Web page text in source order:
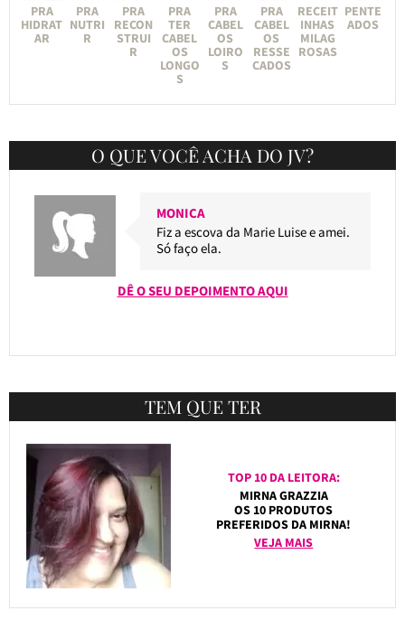
PRA
HIDRAT
AR
PRA
NUTRI
R
PRA
RECON
STRUI
R
PRA
TER
CABEL
OS
LONGO
S
PRA
CABEL
OS
LOIRO
S
PRA
CABEL
OS
RESSE
CADOS
RECEIT
INHAS
MILAG
ROSAS
PENTE
ADOS
O QUE VOCÊ ACHA DO JV?
MONICA
Fiz a escova da Marie Luise e amei.
Só faço ela.
DÊ O SEU DEPOIMENTO AQUI
TEM QUE TER
TOP 10 DA LEITORA:
MIRNA GRAZZIA
OS 10 PRODUTOS
PREFERIDOS DA MIRNA!
VEJA MAIS